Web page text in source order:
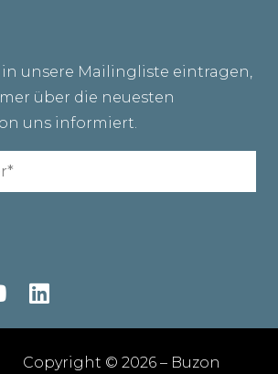
in unsere Mailingliste eintragen,
über die neuesten
uns informiert.
Copyright © 2026 – Buzon